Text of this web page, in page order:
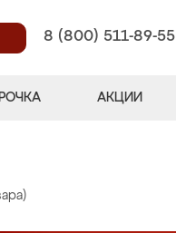
8 (800) 511-89-55
АКЦИИ